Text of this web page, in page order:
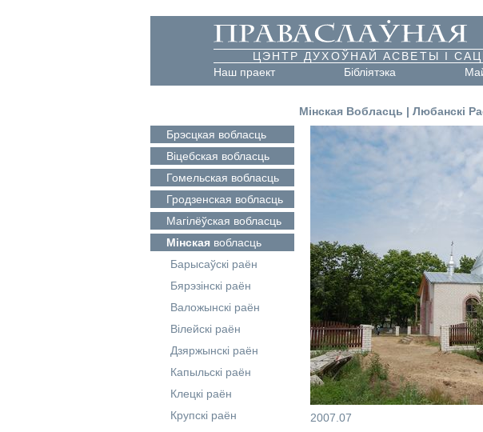
ЦЭНТР ДУХОЎНАЙ АСВЕТЫ І
Наш праект
Бібліятэка
Мінская Вобласць | Любанскі
Брэсцкая вобласць
Віцебская вобласць
Гомельская вобласць
Гродзенская вобласць
Магілёўская вобласць
Мінскаявобласць
Барысаўскі раён
Бярэзінскі раён
Валожынскі раён
Вілейскі раён
Дзяржынскі раён
Капыльскі раён
Клецкі раён
Крупскі раён
2007.07